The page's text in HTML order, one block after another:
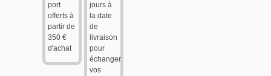
port
offerts à
partir de
350 €
d'achat
jours à
la date
de
livraison
pour
échanger
vos